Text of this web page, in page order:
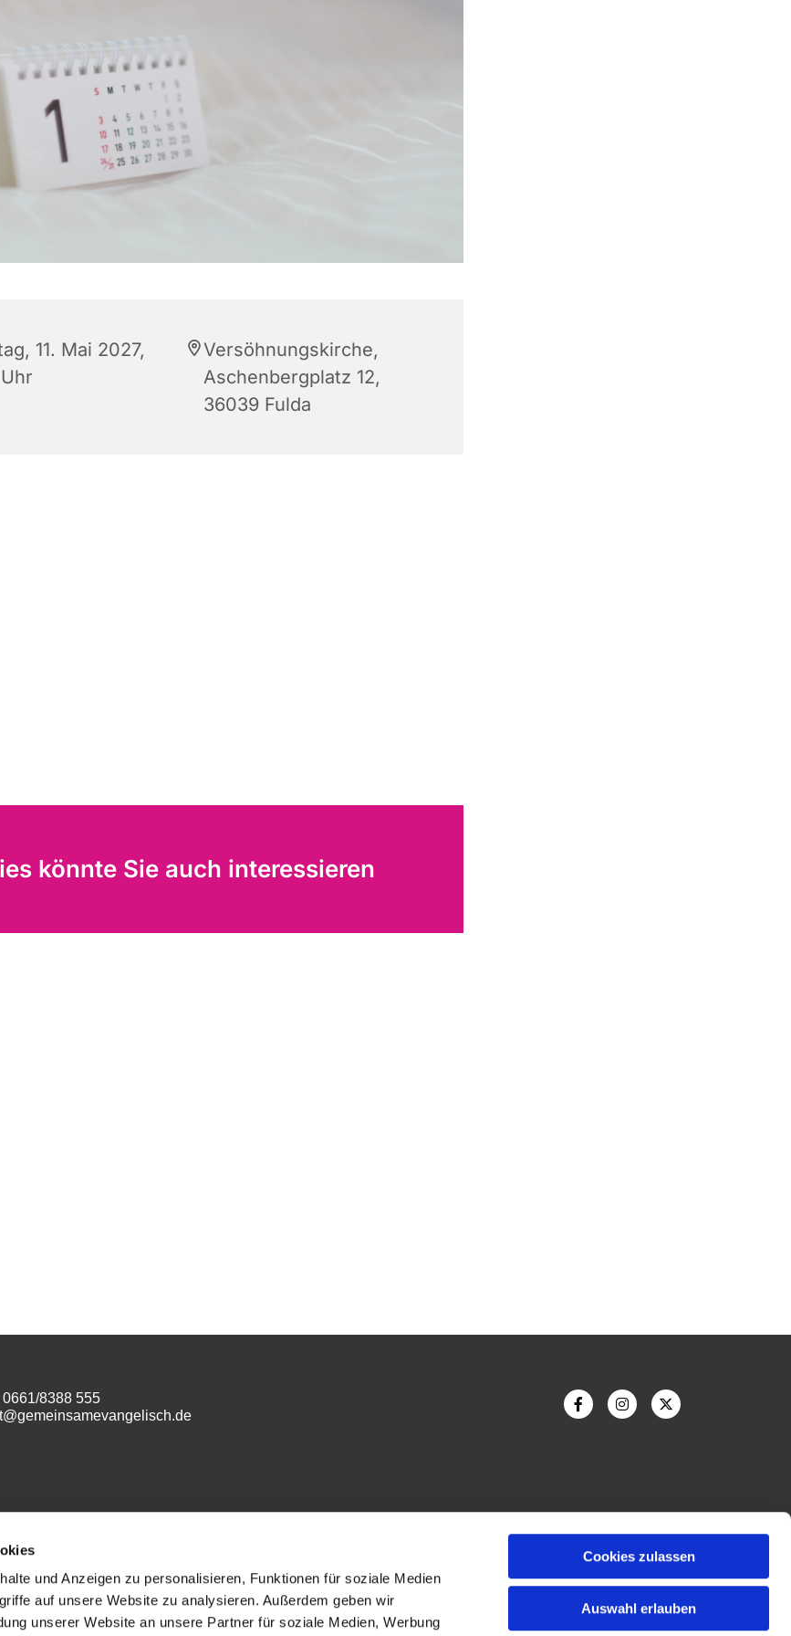
und Anzeigen zu personalisieren, Funktionen für soziale Medien
auf unsere Website zu analysieren. Außerdem geben wir
unserer Website an unsere Partner für soziale Medien, Werbung
Cookies zulassen
Auswahl erlauben
11. Mai 2027,
Versöhnungskirche,
Aschenbergplatz 12,
36039 Fulda
könnte Sie auch interessieren
8388 555
m
Datenschutz